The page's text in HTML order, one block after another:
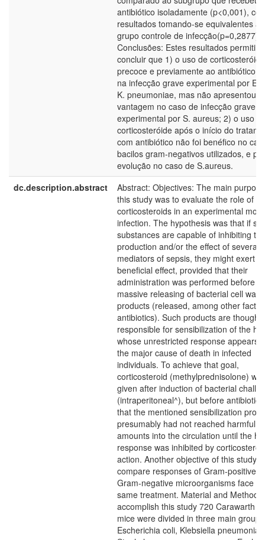
antibiótico isoladamente (p<0,001),
resultados tomando-se equivalentes
grupo controle de infecção(p=0,2877).
Conclusões: Estes resultados
concluir que 1) o uso de corticosteróide
precoce e previamente ao antibiótico
na infecção grave experimental por E.
K. pneumoniae, mas não apresentou
vantagem no caso de infecção grave
experimental por S. aureus; 2) o uso
corticosteróide após o início do
com antibiótico não foi benéfico no
bacilos gram-negativos utilizados, e
evolução no caso de S.aureus.
dc.description.abstract
Abstract: Objectives: The main
this study was to evaluate the role of
corticosteroids in an experimental
infection. The hypothesis was that if
substances are capable of inhibiting the
production and/or the effect of several
mediators of sepsis, they might exert a
beneficial effect, provided that their
administration was performed before
massive releasing of bacterial cell wall
products (released, among other
antibiotics). Such products are thought
responsible for sensibilization of the
whose unrestricted response appears
the major cause of death in infected
individuals. To achieve that goal,
corticosteroid (methylprednisolone)
given after induction of bacterial
(intraperitoneal^), but before
that the mentioned sensibilization
presumably had not reached harmful
amounts into the circulation until the
response was inhibited by
action. Another objective of this study
compare responses of Gram-positive
Gram-negative microorganisms face
same treatment. Material and
accomplish this study 720 Carawarth
mice were divided in three main
Escherichia coli, Klebsiella